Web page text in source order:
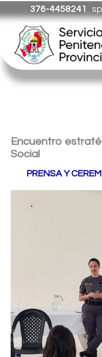
al
contenido
376-4458241
Encuentro
Social
PRENSA Y